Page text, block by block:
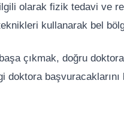
ilgili olarak fizik tedavi ve
kullanarak bel
çıkmak, doğru
doktora başvuracaklarını